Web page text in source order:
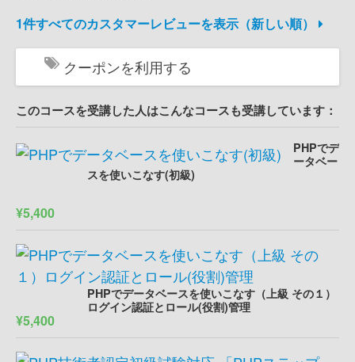
1件すべてのカスタマーレビューを表示（新しい順）
クーポンを利用する
このコースを受講した人はこんなコースも受講しています：
PHPでデ
ータベー
スを使いこなす(初級)
¥5,400
PHPでデータベースを使いこなす（上級 その１）
ログイン認証とロール(役割)管理
¥5,400